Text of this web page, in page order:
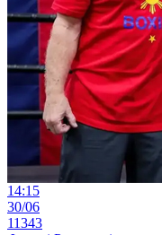
14:15
30/06
11343